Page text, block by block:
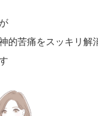
的苦痛をスッキリ解